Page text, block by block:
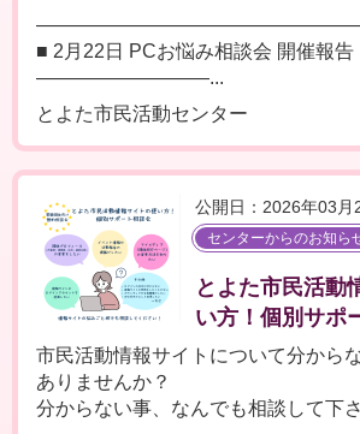
■ 2月22日 PCお悩み相談会 開催報告
―――――――――...
とよた市民活動センター
公開日：2026年03月
センターからのお知ら
とよた市民活動
い方！個別サポ
市民活動情報サイトについて分から
ありませんか？
分からない事、なんでも相談して下